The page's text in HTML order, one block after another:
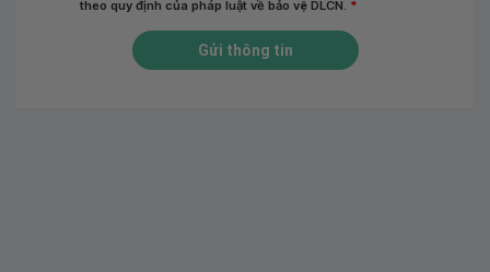
theo quy định của pháp luật về bảo vệ DLCN. *
Gửi thông tin